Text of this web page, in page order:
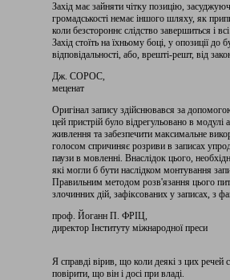
Захід має зайняти чітку позицію,
громадськості немає іншого шляху, як
коли безстороннє слідство завершиться і
Захід стоїть на їхньому боці, у опозиції
відповідальності, або, врешті-решт, від
Дж. СОРОС,
меценат
Оригінал запису здійснювався за
цей пристрій було відрегульовано в
живлення та забезпечити максимальне
голосом спричиняє розриви в записах
паузи в мовленні. Внаслідок цього,
які могли б бути наслідком монтування
Правильним методом розв'язання цього
злочинних дій, зафіксованих у записах, з
проф. Йоганн П. ФРІЦ,
директор Інституту міжнародної преси
Я справді вірив, що коли деякі з цих речей
повірити, що він і досі при владі.